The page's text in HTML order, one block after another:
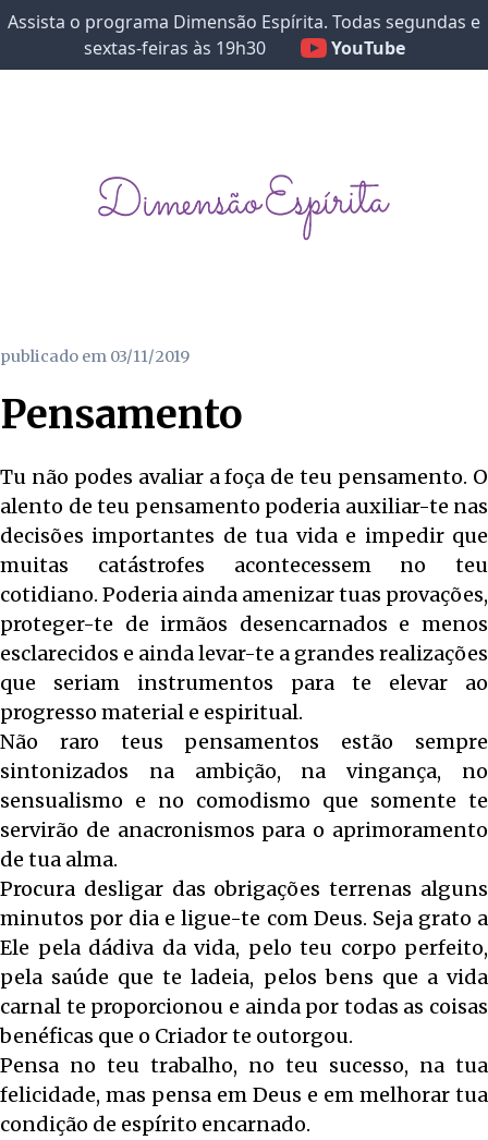
Assista o programa Dimensão Espírita. Todas segundas e
sextas-feiras às 19h30
YouTube
publicado em 03/11/2019
Pensamento
Tu não podes avaliar a foça de teu pensamento. O
alento de teu pensamento poderia auxiliar-te nas
decisões importantes de tua vida e impedir que
muitas catástrofes acontecessem no teu
cotidiano. Poderia ainda amenizar tuas provações,
proteger-te de irmãos desencarnados e menos
esclarecidos e ainda levar-te a grandes realizações
que seriam instrumentos para te elevar ao
progresso material e espiritual.
Não raro teus pensamentos estão sempre
sintonizados na ambição, na vingança, no
sensualismo e no comodismo que somente te
servirão de anacronismos para o aprimoramento
de tua alma.
Procura desligar das obrigações terrenas alguns
minutos por dia e ligue-te com Deus. Seja grato a
Ele pela dádiva da vida, pelo teu corpo perfeito,
pela saúde que te ladeia, pelos bens que a vida
carnal te proporcionou e ainda por todas as coisas
benéficas que o Criador te outorgou.
Pensa no teu trabalho, no teu sucesso, na tua
felicidade, mas pensa em Deus e em melhorar tua
condição de espírito encarnado.